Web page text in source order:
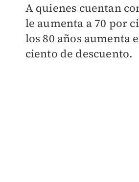
A quienes cuentan
le aumenta a 70 por
los 80 años aumenta
ciento de descuento.